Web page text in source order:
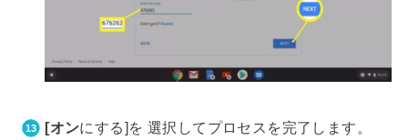
[オンにする]を 選択してプロセスを完了します。